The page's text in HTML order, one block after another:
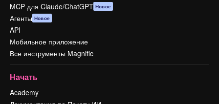
MCP для Claude/ChatGPT Новое
Агенты Новое
API
Мобильное приложение
Все инструменты Magnific
Начать
Academy